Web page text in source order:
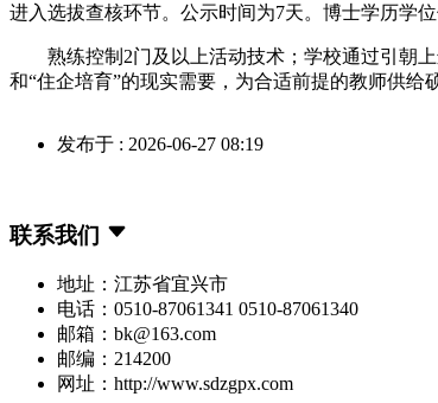
进入选拔查核环节。公示时间为7天。博士学历学
熟练控制2门及以上活动技术；学校通过引朝上
和“住企培育”的现实需要，为合适前提的教师供给
发布于 : 2026-06-27 08:19
联系我们
地址：江苏省宜兴市
电话：0510-87061341 0510-87061340
邮箱：bk@163.com
邮编：214200
网址：http://www.sdzgpx.com